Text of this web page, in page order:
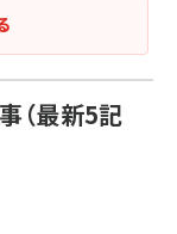
最新5記